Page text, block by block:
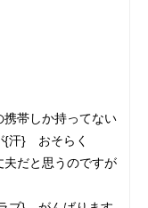
帯しか持ってない
{汗} おそらく
夫だと思うのですが